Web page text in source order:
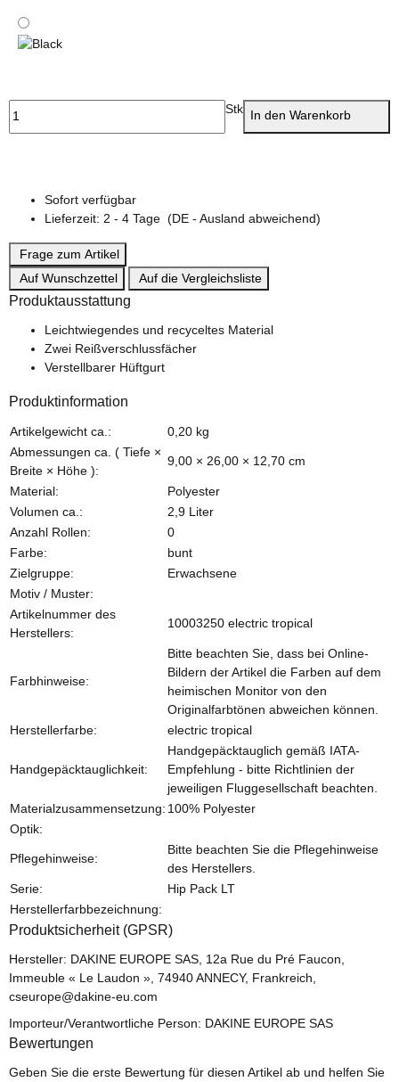
Castlerock
Stk In den Warenkorb
Sofort verfügbar
Lieferzeit: 2 - 4 Tage (DE - Ausland abweichend)
Frage zum Artikel
Auf Wunschzettel
Auf die Vergleichsliste
Produktausstattung
Leichtwiegendes und recyceltes Material
Zwei Reißverschlussfächer
Verstellbarer Hüftgurt
Produktinformation
Produkteigenschaft
Wert
Artikelgewicht ca.: 0,20 kg
Abmessungen ca. ( Tiefe ×
Breite × Höhe ):
9,00 × 26,00 × 12,70 cm
Material:
Polyester
Volumen ca.:
2,9 Liter
Anzahl Rollen:
0
Farbe:
bunt
Zielgruppe:
Erwachsene
Motiv / Muster:
Artikelnummer des
Herstellers:
10003250 electric tropical
Farbhinweise:
Bitte beachten Sie, dass bei Online-
Bildern der Artikel die Farben auf dem
heimischen Monitor von den
Originalfarbtönen abweichen können.
Herstellerfarbe:
electric tropical
Handgepäcktauglichkeit:
Handgepäcktauglich gemäß IATA-
Empfehlung - bitte Richtlinien der
jeweiligen Fluggesellschaft beachten.
Materialzusammensetzung: 100% Polyester
Optik:
Pflegehinweise:
Bitte beachten Sie die Pflegehinweise
des Herstellers.
Serie:
Hip Pack LT
Herstellerfarbbezeichnung:
Produktsicherheit (GPSR)
Hersteller: DAKINE EUROPE SAS, 12a Rue du Pré Faucon,
Immeuble « Le Laudon », 74940 ANNECY, Frankreich,
cseurope@dakine-eu.com
Importeur/Verantwortliche Person: DAKINE EUROPE SAS
Bewertungen
Geben Sie die erste Bewertung für diesen Artikel ab und helfen Sie